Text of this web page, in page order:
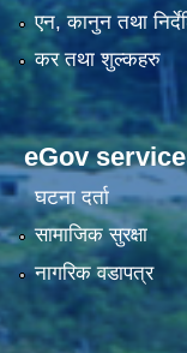
एन, कानुन तथा
कर तथा शुल्कहरु
eGov
घटना दर्ता
सामाजिक सुरक्षा
नागरिक वडापत्र